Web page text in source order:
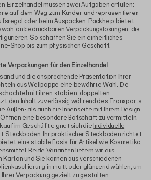
Einzelhandel müssen zwei Aufgaben erfüllen:
auf dem Weg zum Kunden und repräsentieren
oder beim Auspacken. Packhelp bietet
an bedruckbaren Verpackungslösungen, die
So schaffen Sie ein einheitliches
Shop bis zum physischen Geschäft.
Verpackungen für den Einzelhandel
und die ansprechende Präsentation Ihrer
aus Wellpappe eine bewährte Wahl. Die
mit ihren stabilen, doppelten
den Inhalt zuverlässig während des Transports.
Außen- als auch die Innenseite mit Ihrem Design
Öffnen eine besondere Botschaft zu vermitteln.
im Geschäft eignet sich die Individuelle
Steckboden. Ihr praktischer Steckboden richtet
eine stabile Basis für Artikel wie Kosmetika,
Beide Varianten liefern wir aus
und Sie können aus verschiedenen
in matt oder glänzend wählen, um
Verpackung gezielt zu gestalten.